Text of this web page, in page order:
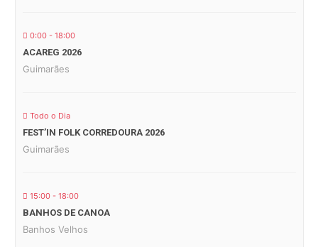
0:00 - 18:00
ACAREG 2026
Guimarães
Todo o Dia
FEST’IN FOLK CORREDOURA 2026
Guimarães
15:00 - 18:00
BANHOS DE CANOA
Banhos Velhos